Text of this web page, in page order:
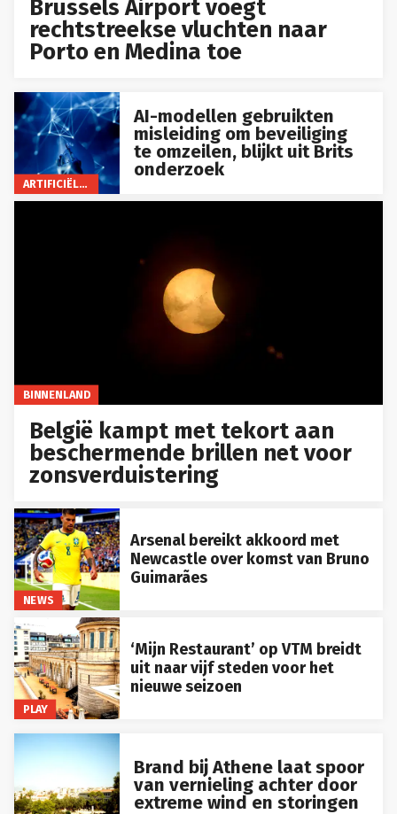
Brussels Airport voegt
rechtstreekse vluchten naar
Porto en Medina toe
ARTIFICIËLE INTELLIGENTIE
AI-modellen gebruikten
misleiding om beveiliging
te omzeilen, blijkt uit Brits
onderzoek
BINNENLAND
België kampt met tekort aan
beschermende brillen net voor
zonsverduistering
NEWS
Arsenal bereikt akkoord met
Newcastle over komst van Bruno
Guimarães
PLAY
‘Mijn Restaurant’ op VTM breidt
uit naar vijf steden voor het
nieuwe seizoen
Brand bij Athene laat spoor
van vernieling achter door
extreme wind en storingen